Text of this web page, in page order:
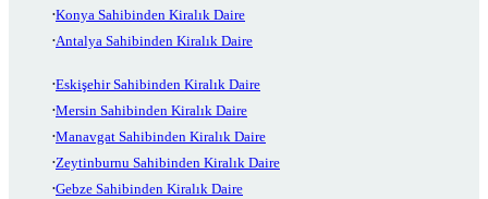
Konya Sahibinden Kiralık Daire
Antalya Sahibinden Kiralık Daire
Eskişehir Sahibinden Kiralık Daire
Mersin Sahibinden Kiralık Daire
Manavgat Sahibinden Kiralık Daire
Zeytinburnu Sahibinden Kiralık Daire
Gebze Sahibinden Kiralık Daire